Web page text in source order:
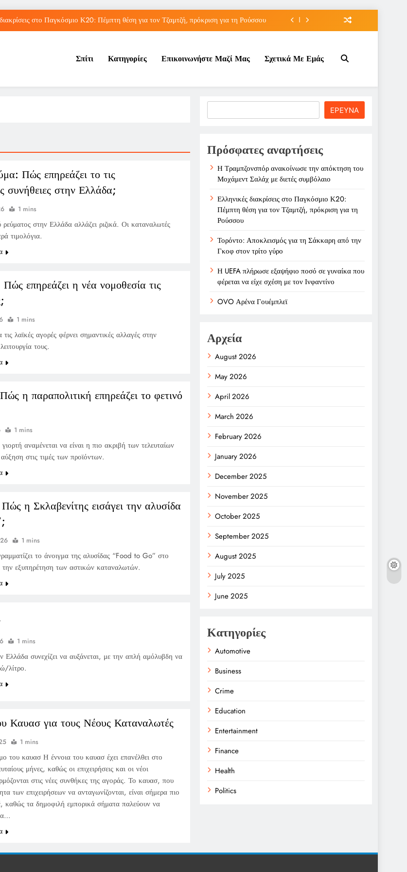
στο Παγκόσμιο Κ20: Πέμπτη θέση για τον Τζαμτζή, πρόκριση για τη Ρούσσου
Η UEFA πλήρωσε εξαψήφιο ποσό σε γυναίκα που φέρεται να είχε σχέση με τον Ινφαντίνο
διακρίσεις στο Παγκόσμιο Κ20: Πέμπτη θέση για τον Τζαμτζή, πρόκριση για τη Ρούσσου
Τορόντο: Αποκλεισμός για τη Σάκκαρη από την Γκοφ στον τρίτο γύρο
Σπίτι Κατηγορίες Επικοινωνήστε Μαζί Μας Σχετικά Με Εμάς
Πώς επηρεάζει το τις
συνήθειες στην Ελλάδα;
1 mins
στην Ελλάδα αλλάζει ριζικά. Οι καταναλωτές
τιμολόγια.
επηρεάζει η νέα νομοθεσία τις
1 mins
λαϊκές αγορές φέρνει σημαντικές αλλαγές στην
τους.
η παραπολιτική επηρεάζει το φετινό
1 mins
αναμένεται να είναι η πιο ακριβή των τελευταίων
στις τιμές των προϊόντων.
η Σκλαβενίτης εισάγει την αλυσίδα
1 mins
το άνοιγμα της αλυσίδας “Food to Go” στο
εξυπηρέτηση των αστικών καταναλωτών.
1 mins
Ελλάδα συνεχίζει να αυξάνεται, με την απλή αμόλυβδη να
λίτρο.
Καυασ για τους Νέους Καταναλωτές
1 mins
του καυασ Η έννοια του καυασ έχει επανέλθει στο
μήνες, καθώς οι επιχειρήσεις και οι νέοι
στις νέες συνθήκες της αγοράς. Το καυασ, που
των επιχειρήσεων να ανταγωνίζονται, είναι σήμερα πιο
καθώς τα δημοφιλή εμπορικά σήματα παλεύουν να
ΕΡΕΥΝΑ
Πρόσφατες αναρτήσεις
Η Τραμπζονσπόρ ανακοίνωσε την απόκτηση του
Μοχάμεντ Σαλάχ με διετές συμβόλαιο
Ελληνικές διακρίσεις στο Παγκόσμιο Κ20:
Πέμπτη θέση για τον Τζαμτζή, πρόκριση για τη
Ρούσσου
Τορόντο: Αποκλεισμός για τη Σάκκαρη από την
Γκοφ στον τρίτο γύρο
Η UEFA πλήρωσε εξαψήφιο ποσό σε γυναίκα που
φέρεται να είχε σχέση με τον Ινφαντίνο
OVO Αρένα Γουέμπλεϊ
Αρχεία
August 2026
May 2026
April 2026
March 2026
February 2026
January 2026
December 2025
November 2025
October 2025
September 2025
August 2025
July 2025
June 2025
Κατηγορίες
Automotive
Business
Crime
Education
Entertainment
Finance
Health
Politics
Sport